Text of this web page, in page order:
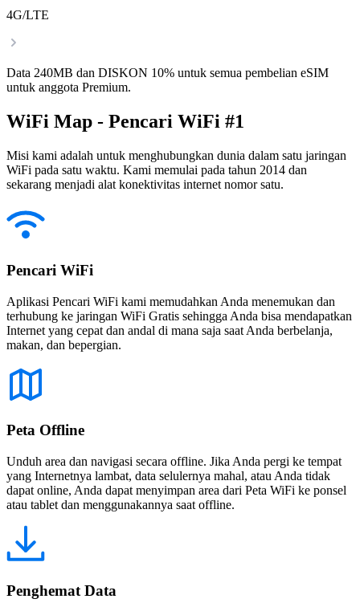
4G/LTE
Data 240MB dan DISKON 10% untuk semua pembelian eSIM
untuk anggota Premium.
WiFi Map - Pencari WiFi #1
Misi kami adalah untuk menghubungkan dunia dalam satu jaringan
WiFi pada satu waktu. Kami memulai pada tahun 2014 dan
sekarang menjadi alat konektivitas internet nomor satu.
Pencari WiFi
Aplikasi Pencari WiFi kami memudahkan Anda menemukan dan
terhubung ke jaringan WiFi Gratis sehingga Anda bisa mendapatkan
Internet yang cepat dan andal di mana saja saat Anda berbelanja,
makan, dan bepergian.
Peta Offline
Unduh area dan navigasi secara offline. Jika Anda pergi ke tempat
yang Internetnya lambat, data selulernya mahal, atau Anda tidak
dapat online, Anda dapat menyimpan area dari Peta WiFi ke ponsel
atau tablet dan menggunakannya saat offline.
Penghemat Data